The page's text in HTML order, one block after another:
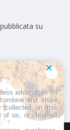
su
information on
and share
collected on this
of us, or obtained